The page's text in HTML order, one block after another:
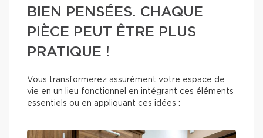
BIEN PENSÉES. CHAQUE
PIÈCE PEUT ÊTRE PLUS
PRATIQUE !
Vous transformerez assurément votre espace de
vie en un lieu fonctionnel en intégrant ces éléments
essentiels ou en appliquant ces idées :